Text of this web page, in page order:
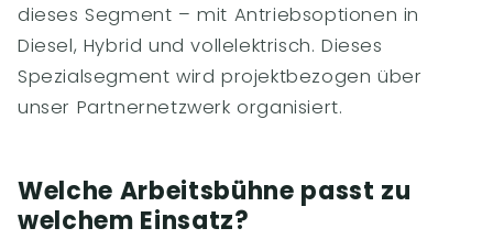
dieses Segment – mit Antriebsoptionen in
Diesel, Hybrid und vollelektrisch. Dieses
Spezialsegment wird projektbezogen über
unser Partnernetzwerk organisiert.
Welche Arbeitsbühne passt zu
welchem Einsatz?